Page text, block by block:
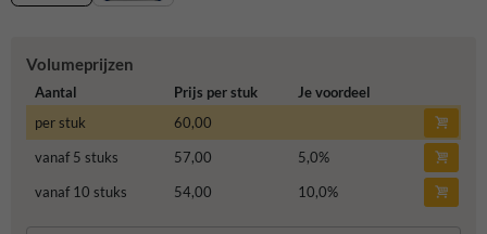
Volumeprijzen
Aantal Prijs per stuk
Je voordeel
per stuk
60,00
vanaf 5 stuks
57,00 5,0%
vanaf 10 stuks
54,00 10,0%